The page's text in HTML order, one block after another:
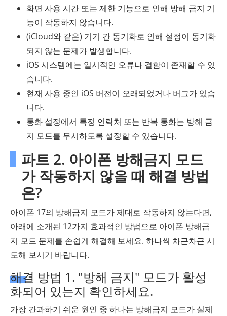
화면 사용 시간 또는 제한 기능으로 인해 방해 금지 기
능이 작동하지 않습니다.
(iCloud와 같은) 기기 간 동기화로 인해 설정이 동기화
되지 않는 문제가 발생합니다.
iOS 시스템에는 일시적인 오류나 결함이 존재할 수 있
습니다.
현재 사용 중인 iOS 버전이 오래되었거나 버그가 있습
니다.
통화 설정에서 특정 연락처 또는 반복 통화는 방해 금
지 모드를 무시하도록 설정할 수 있습니다.
파트 2. 아이폰 방해금지 모드
가 작동하지 않을 때 해결 방법
은?
아이폰 17의 방해금지 모드가 제대로 작동하지 않는다면,
아래에 소개된 12가지 효과적인 방법으로 아이폰 방해금
지 모드 문제를 손쉽게 해결해 보세요. 하나씩 차근차근 시
도해 보시기 바랍니다.
해결 방법 1. "방해 금지" 모드가 활성
화되어 있는지 확인하세요.
가장 간과하기 쉬운 원인 중 하나는 방해금지 모드가 실제